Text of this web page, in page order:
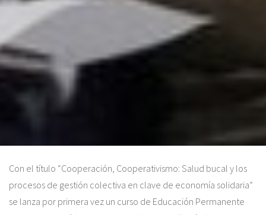
Con el título “Cooperación, Cooperativismo: Salud bucal y los
procesos de gestión colectiva en clave de economía solidaria”
se lanza por primera vez un curso de Educación Permanente